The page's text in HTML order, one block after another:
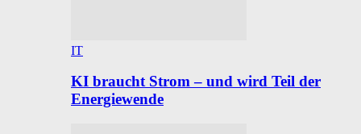
IT
KI braucht Strom – und wird Teil der
Energiewende